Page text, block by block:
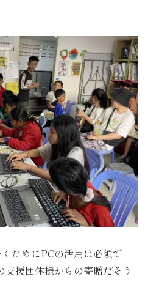
ためにPCの活用は必須で
援団体様からの寄贈だそう